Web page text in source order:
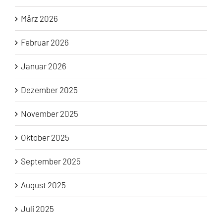
März 2026
Februar 2026
Januar 2026
Dezember 2025
November 2025
Oktober 2025
September 2025
August 2025
Juli 2025